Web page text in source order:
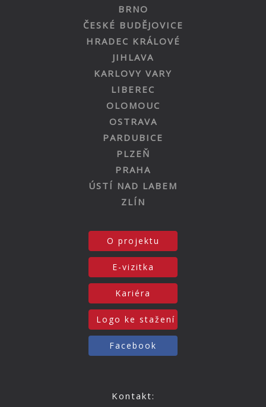
BRNO
ČESKÉ BUDĚJOVICE
HRADEC KRÁLOVÉ
JIHLAVA
KARLOVY VARY
LIBEREC
OLOMOUC
OSTRAVA
PARDUBICE
PLZEŇ
PRAHA
ÚSTÍ NAD LABEM
ZLÍN
O projektu
E-vizitka
Kariéra
Logo ke stažení
Facebook
Kontakt: